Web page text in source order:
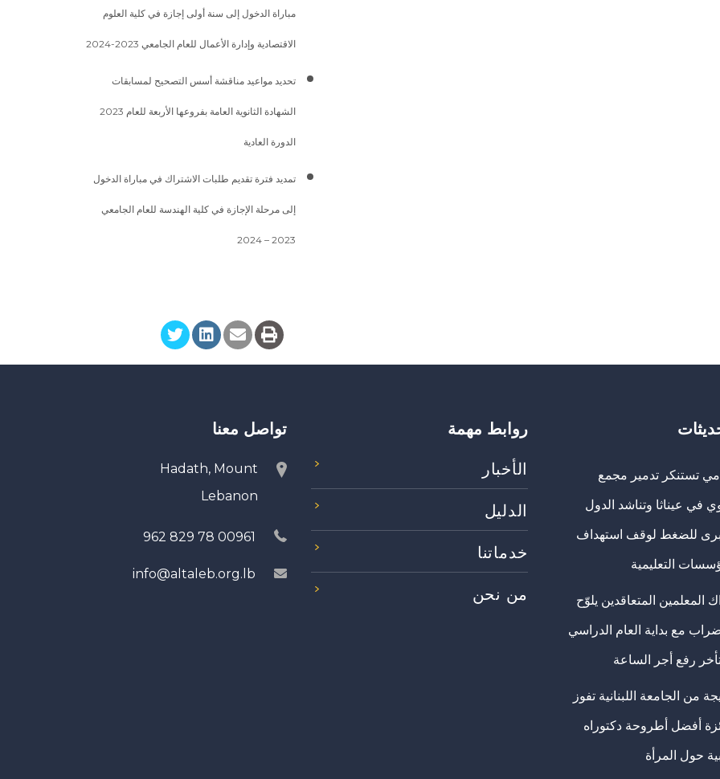
مباراة الدخول إلى سنة أولى إجازة في كلية العلوم
الاقتصادية وإدارة الأعمال للعام الجامعي 2023-2024
تحديد مواعيد مناقشة أسس التصحيح لمسابقات
الشهادة الثانوية العامة بفروعها الأربعة للعام 2023
الدورة العادية
تمديد فترة تقديم طلبات الاشتراك في مباراة الدخول
إلى مرحلة الإجازة في كلية الهندسة للعام الجامعي
2023 – 2024
تستنكر تدمير مجمع
في عيناثا وتناشد الدول
للضغط لوقف استهداف
التعليمية
المعلمين المتعاقدين يلوّح
مع بداية العام الدراسي
تأخر رفع أجر الساعة
من الجامعة اللبنانية تفوز
أفضل أطروحة دكتوراه
حول المرأة
روابط مهمة
الأخبار
الدليل
خدماتنا
من نحن
تواصل معنا
Hadath, Mount
Lebanon
00961 78 829 962
info@altaleb.org.lb